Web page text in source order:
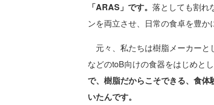
「ARAS」です。 落としても割れ
ンを両立させ、日常の食卓を豊か
元々、私たちは樹脂メーカーと
などのtoB向けの食器をはじめと
で、樹脂だからこそできる、食
いたんです。